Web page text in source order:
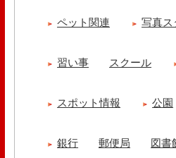
ペット関連 写真ス
習い事 スクール
スポット情報 公園
銀行 郵便局 図書